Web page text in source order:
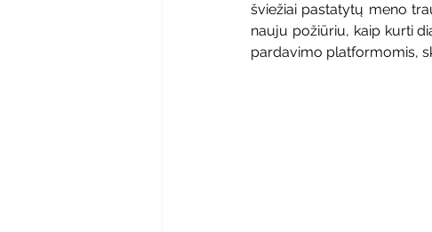
šviežiai pastatytų meno
nauju požiūriu, kaip kurti
pardavimo platformomis,